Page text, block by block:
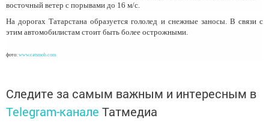
восточный ветер с порывами до 16 м/с.
На дорогах Татарстана образуется гололед и снежные заносы. В связи с
этим автомобилистам стоит быть более острожными.
фото: www.catsmob.com
Следите за самым важным и интересным в
Telegram-канале Татмедиа